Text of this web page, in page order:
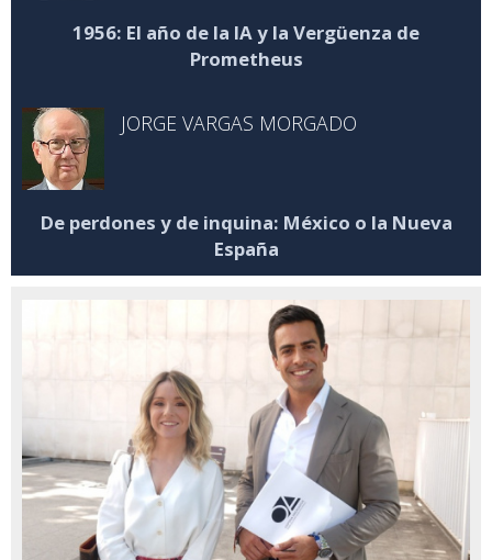
1956: El año de la IA y la Vergüenza de
Prometheus
JORGE VARGAS MORGADO
De perdones y de inquina: México o la Nueva
España